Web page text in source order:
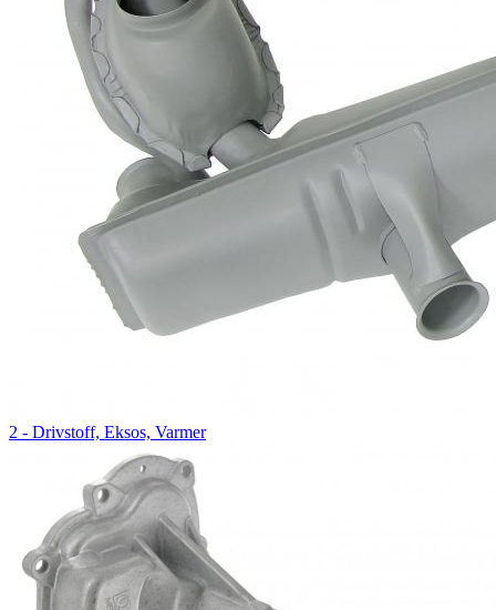
2 - Drivstoff, Eksos, Varmer